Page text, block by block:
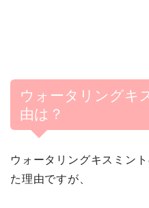
ウォータリングキ
由は？
ウォータリングキスミン
た理由ですが、